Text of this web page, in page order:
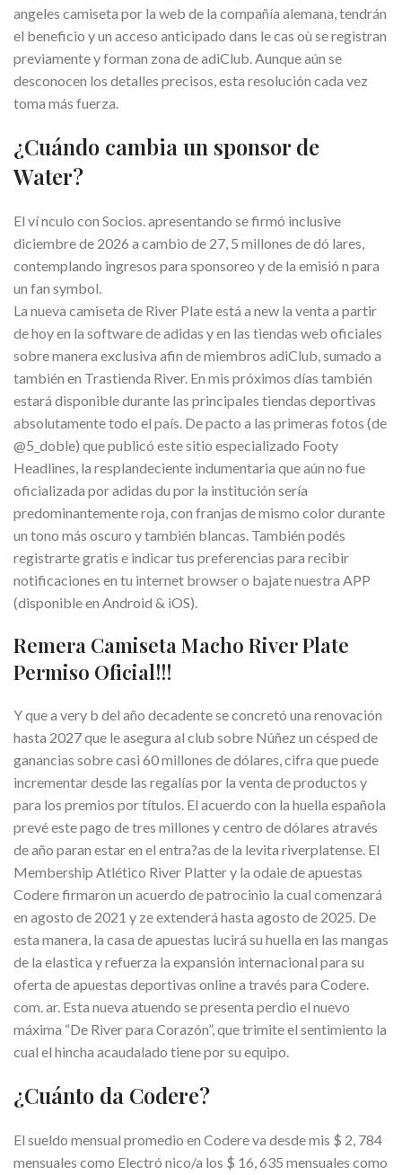
angeles camiseta por la web de la compañía alemana, tendrán
el beneficio y un acceso anticipado dans le cas où se registran
previamente y forman zona de adiClub. Aunque aún se
desconocen los detalles precisos, esta resolución cada vez
toma más fuerza.
¿Cuándo cambia un sponsor de
Water?
El ví nculo con Socios. apresentando se firmó inclusive
diciembre de 2026 a cambio de 27, 5 millones de dó lares,
contemplando ingresos para sponsoreo y de la emisió n para
un fan symbol.
La nueva camiseta de River Plate está a new la venta a partir
de hoy en la software de adidas y en las tiendas web oficiales
sobre manera exclusiva afin de miembros adiClub, sumado a
también en Trastienda River. En mis próximos días también
estará disponible durante las principales tiendas deportivas
absolutamente todo el país. De pacto a las primeras fotos (de
@5_doble) que publicó este sitio especializado Footy
Headlines, la resplandeciente indumentaria que aún no fue
oficializada por adidas du por la institución sería
predominantemente roja, con franjas de mismo color durante
un tono más oscuro y también blancas. También podés
registrarte gratis e indicar tus preferencias para recibir
notificaciones en tu internet browser o bajate nuestra APP
(disponible en Android & iOS).
Remera Camiseta Macho River Plate
Permiso Oficial!!!
Y que a very b del año decadente se concretó una renovación
hasta 2027 que le asegura al club sobre Núñez un césped de
ganancias sobre casi 60 millones de dólares, cifra que puede
incrementar desde las regalías por la venta de productos y
para los premios por títulos. El acuerdo con la huella española
prevé este pago de tres millones y centro de dólares através
de año paran estar en el entra?as de la levita riverplatense. El
Membership Atlético River Platter y la odaie de apuestas
Codere firmaron un acuerdo de patrocinio la cual comenzará
en agosto de 2021 y ze extenderá hasta agosto de 2025. De
esta manera, la casa de apuestas lucirá su huella en las mangas
de la elastica y refuerza la expansión internacional para su
oferta de apuestas deportivas online a través para Codere.
com. ar. Esta nueva atuendo se presenta perdio el nuevo
máxima “De River para Corazón”, que trimite el sentimiento la
cual el hincha acaudalado tiene por su equipo.
¿Cuánto da Codere?
El sueldo mensual promedio en Codere va desde mis $ 2, 784
mensuales como Electró nico/a los $ 16, 635 mensuales como